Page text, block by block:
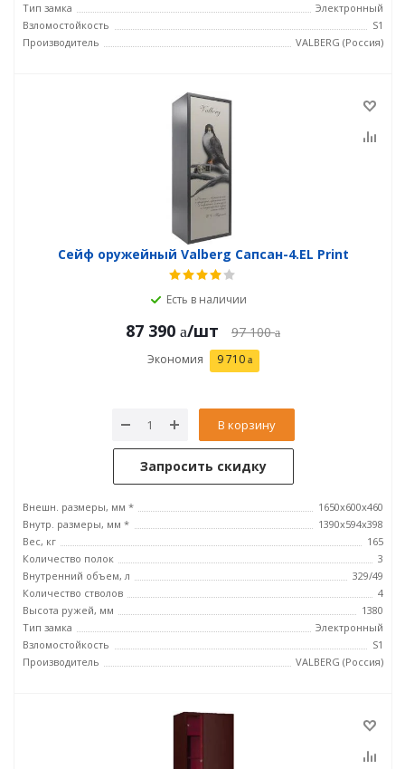
Тип замка
Электронный
Взломостойкость
S1
Производитель
VALBERG (Россия)
Сейф оружейный Valberg Сапсан-4.EL Print
Есть в наличии
87 390 /шт 97 100
Экономия 9 710
В корзину
Запросить скидку
Внешн. размеры, мм *
1650x600x460
Внутр. размеры, мм *
1390x594x398
Вес, кг
165
Количество полок
3
Внутренний объем, л
329/49
Количество стволов
4
Высота ружей, мм
1380
Тип замка
Электронный
Взломостойкость
S1
Производитель
VALBERG (Россия)